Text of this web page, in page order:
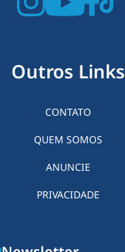
Outros Links
CONTATO
QUEM SOMOS
ANUNCIE
PRIVACIDADE